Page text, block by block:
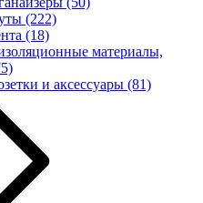
(222)
(18)
материалы,
и аксессуары (81)